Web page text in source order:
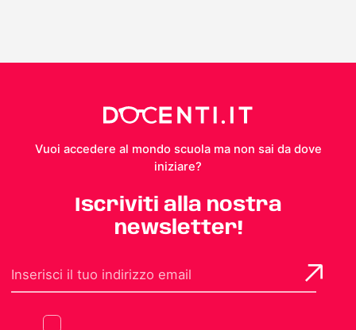
Vuoi accedere al mondo scuola ma non sai da dove
iniziare?
Iscriviti alla nostra
newsletter!